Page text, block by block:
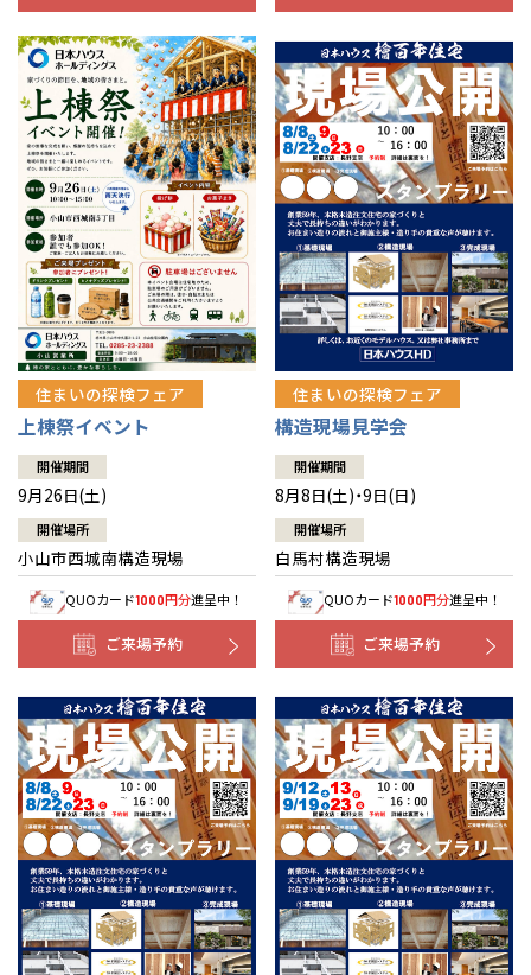
住まいの探検フェア
上棟祭イベント
開催期間
9月26日(土)
開催場所
小山市西城南構造現場
QUOカード1000円分進呈中！
ご来場予約
住まいの探検フェア
構造現場見学会
開催期間
8月8日(土)・9日(日)
開催場所
白馬村構造現場
QUOカード1000円分進呈中！
ご来場予約